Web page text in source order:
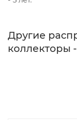
Другие
коллекторы